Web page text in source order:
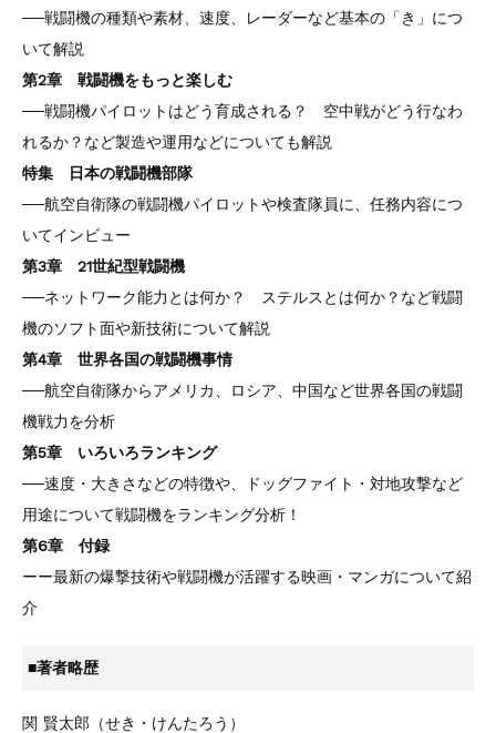
──戦闘機の種類や素材、速度、レーダーなど基本の「き」につ
いて解説
第2章 戦闘機をもっと楽しむ
──戦闘機パイロットはどう育成される？ 空中戦がどう行なわ
れるか？など製造や運用などについても解説
特集 日本の戦闘機部隊
──航空自衛隊の戦闘機パイロットや検査隊員に、任務内容につ
いてインビュー
第3章 21世紀型戦闘機
──ネットワーク能力とは何か？ ステルスとは何か？など戦闘
機のソフト面や新技術について解説
第4章 世界各国の戦闘機事情
──航空自衛隊からアメリカ、ロシア、中国など世界各国の戦闘
機戦力を分析
第5章 いろいろランキング
──速度・大きさなどの特徴や、ドッグファイト・対地攻撃など
用途について戦闘機をランキング分析！
第6章 付録
ーー最新の爆撃技術や戦闘機が活躍する映画・マンガについて紹
介
■著者略歴
関 賢太郎（せき・けんたろう）